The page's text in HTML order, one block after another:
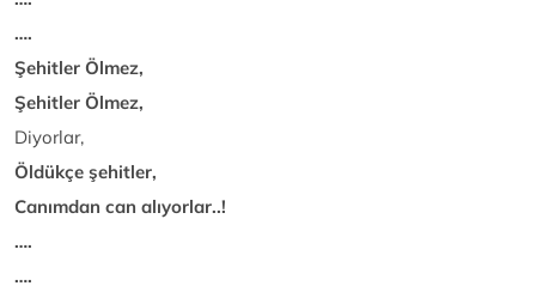
….
Şehitler Ölmez,
Şehitler Ölmez,
Diyorlar,
Öldükçe şehitler,
Canımdan can alıyorlar..!
….
….